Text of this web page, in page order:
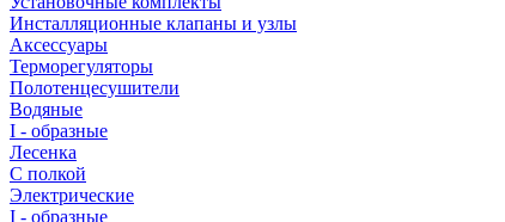
Инсталляционные клапаны и узлы
Аксессуары
Терморегуляторы
Полотенцесушители
Водяные
I - образные
Лесенка
С полкой
Электрические
I - образные